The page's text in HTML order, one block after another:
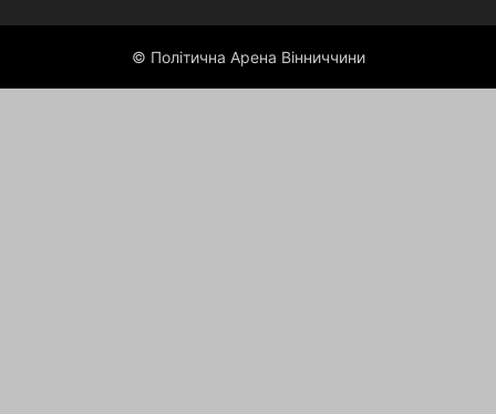
© Політична Арена Вінниччини